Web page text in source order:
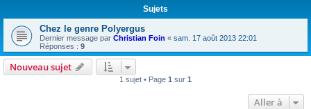
Sujets
Chez le genre Polyergus
Dernier message par Christian Foin « sam. 17 août 2013 22:01
Réponses : 9
Nouveau sujet
1 sujet • Page 1 sur 1
Aller à